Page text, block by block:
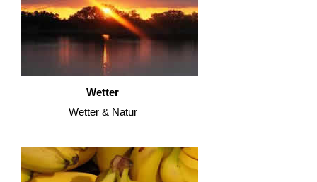
Wetter
Wetter & Natur